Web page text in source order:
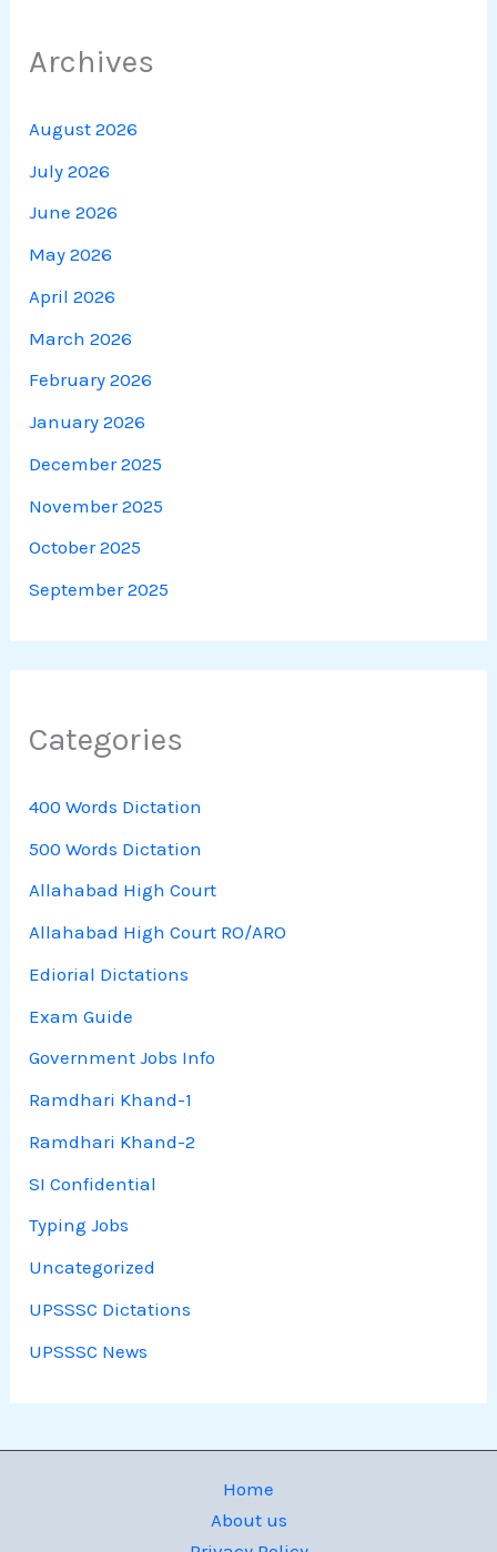
Archives
August 2026
July 2026
June 2026
May 2026
April 2026
March 2026
February 2026
January 2026
December 2025
November 2025
October 2025
September 2025
Categories
400 Words Dictation
500 Words Dictation
Allahabad High Court
Allahabad High Court RO/ARO
Ediorial Dictations
Exam Guide
Government Jobs Info
Ramdhari Khand-1
Ramdhari Khand-2
SI Confidential
Typing Jobs
Uncategorized
UPSSSC Dictations
UPSSSC News
Home
About us